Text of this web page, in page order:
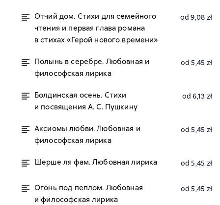
Отчий дом. Стихи для семейного
чтения и первая глава романа
в стихах «Герой нового времени»
od 9,08 zł
Полынь в серебре. Любовная и
философская лирика
od 5,45 zł
Болдинская осень. Стихи
и посвящения А. С. Пушкину
od 6,13 zł
Аксиомы любви. Любовная и
философская лирика
od 5,45 zł
Шерше ля фам. Любовная лирика od 5,45 zł
Огонь под пеплом. Любовная
и философская лирика
od 5,45 zł